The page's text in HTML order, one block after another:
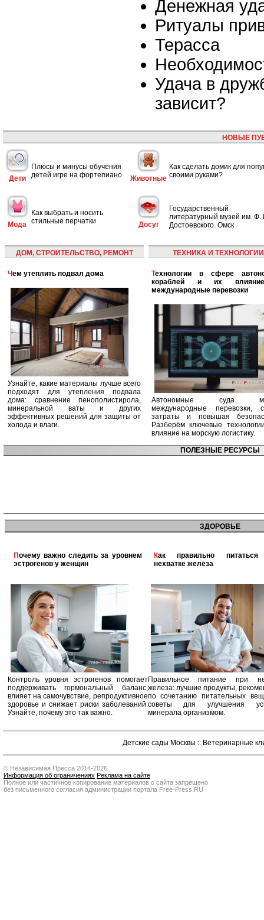
Денежная
Ритуалы
Терасса
Удача в
зависит?
НОВЫЕ
Дети
Плюсы и минусы обучения
детей игре на фортепиано
Животные
Как сделать домик для
своими руками?
Мода
Как выбрать и носить
стильные перчатки
Досуг
Государственный
литературный музей им. Ф.
Достоевского. Омск
ДОМ, СТРОИТЕЛЬСТВО, РЕМОНТ
Чем утеплить подвал дома
Узнайте, какие материалы лучше всего
подходят для утепления подвала
дома: сравнение пенополистирола,
минеральной ваты и других
эффективных решений для защиты от
холода и влаги.
ТЕХНИКА И ТЕХНОЛОГИИ
Технологии в сфере автономных
кораблей и их
международные перевозки
Автономные суда
международные перевозки,
затраты и повышая
Разберём ключевые
влияние на морскую логистику.
ПОЛЕЗНЫЕ РЕСУРСЫ
ЗДОРОВЬЕ
Почему важно следить за уровнем
эстрогенов у женщин
Контроль уровня эстрогенов помогает
поддерживать гормональный баланс,
влияет на самочувствие, репродуктивное
здоровье и снижает риски заболеваний.
Узнайте, почему это так важно.
Как правильно питаться при
нехватке железа
Правильное питание при
железа: лучшие продукты,
по сочетанию питательных
советы для улучшения
минерала организмом.
Детские сады Москвы :: Ветеринарные
© Независимая Пресса 2014-2026
Информация об ограничениях Реклама на сайте
Полное или частичное копирование материалов с сайта запрещено
без письменного согласия администрации портала Free-Press.RU